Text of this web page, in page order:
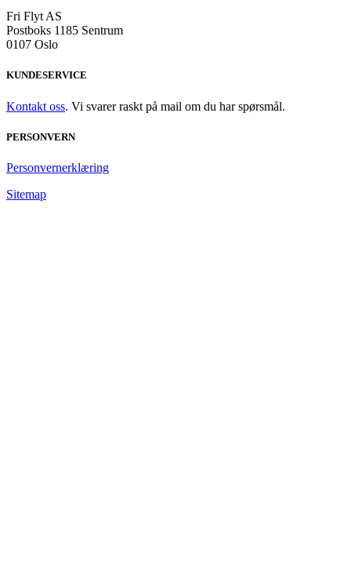
Fri Flyt AS
Postboks 1185 Sentrum
0107 Oslo
KUNDESERVICE
Kontakt oss. Vi svarer raskt på mail om du har spørsmål.
PERSONVERN
Personvernerklæring
Sitemap